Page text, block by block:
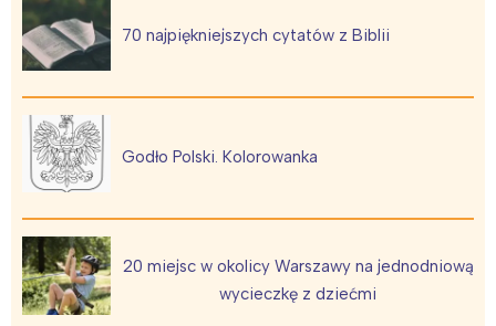
70 najpiękniejszych cytatów z Biblii
Godło Polski. Kolorowanka
20 miejsc w okolicy Warszawy na jednodniową
wycieczkę z dziećmi